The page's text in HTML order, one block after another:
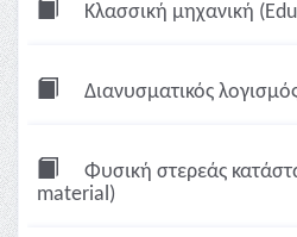
Κλασσική μηχανική
Διανυσματικός
Φυσική στερεάς
material)